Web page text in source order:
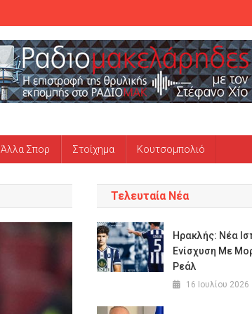
Άλλα Σπορ Στοίχημα Κουτσομπολιό
Τελευταία Νέα
Ηρακλής: Νέα
Ενίσχυση Με
Ρεάλ
16 Ιουλίου 2026